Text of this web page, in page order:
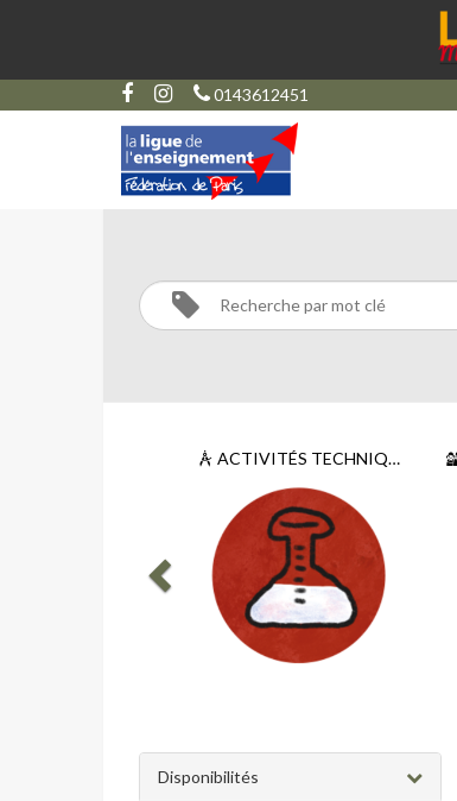
0143612451
CATÉGORIES
ACTIVITÉS TECHNIQUES ET SCIENTIFIQUES
Disponibilités